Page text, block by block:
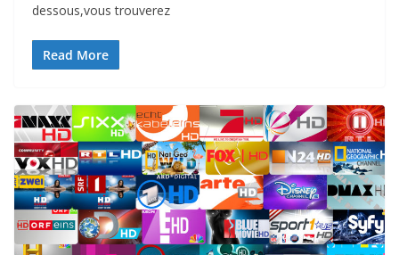
dessous,vous trouverez
Read More